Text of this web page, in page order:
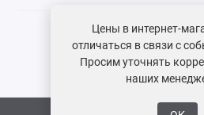
Цены в интернет-
отличаться в связи с
Просим уточнять
наших